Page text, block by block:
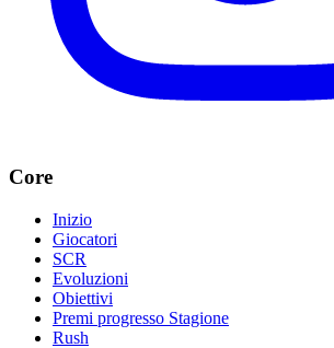
Core
Inizio
Giocatori
SCR
Evoluzioni
Obiettivi
Premi progresso Stagione
Rush